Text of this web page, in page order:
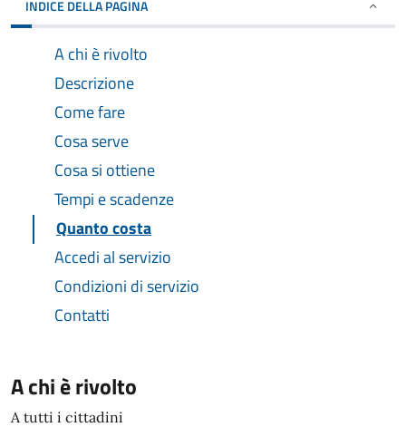
INDICE DELLA PAGINA
A chi è rivolto
Descrizione
Come fare
Cosa serve
Cosa si ottiene
Tempi e scadenze
Quanto costa
Accedi al servizio
Condizioni di servizio
Contatti
A chi è rivolto
A tutti i cittadini